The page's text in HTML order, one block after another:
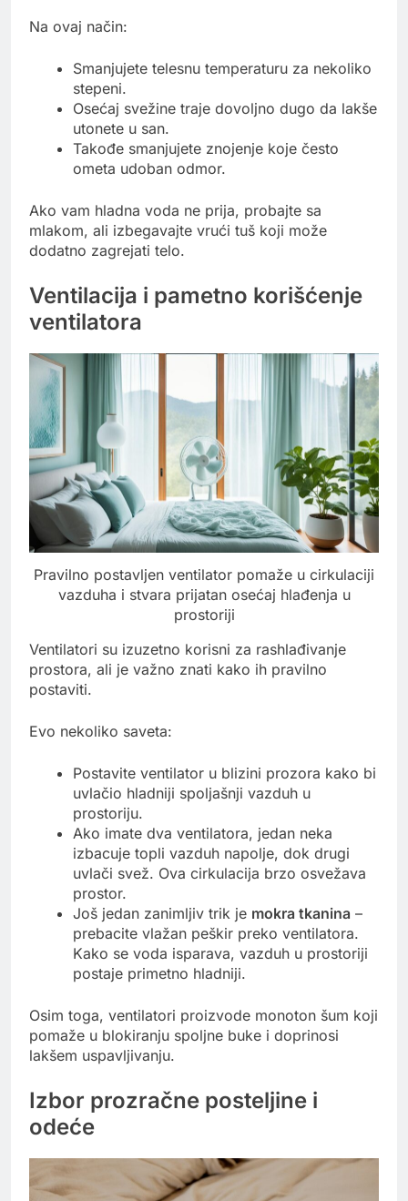
Na ovaj način:
Smanjujete telesnu temperaturu za nekoliko
stepeni.
Osećaj svežine traje dovoljno dugo da lakše
utonete u san.
Takođe smanjujete znojenje koje često
ometa udoban odmor.
Ako vam hladna voda ne prija, probajte sa
mlakom, ali izbegavajte vrući tuš koji može
dodatno zagrejati telo.
Ventilacija i pametno korišćenje
ventilatora
Pravilno postavljen ventilator pomaže u cirkulaciji
vazduha i stvara prijatan osećaj hlađenja u
prostoriji
Ventilatori su izuzetno korisni za rashlađivanje
prostora, ali je važno znati kako ih pravilno
postaviti.
Evo nekoliko saveta:
Postavite ventilator u blizini prozora kako bi
uvlačio hladniji spoljašnji vazduh u
prostoriju.
Ako imate dva ventilatora, jedan neka
izbacuje topli vazduh napolje, dok drugi
uvlači svež. Ova cirkulacija brzo osvežava
prostor.
Još jedan zanimljiv trik je mokra tkanina –
prebacite vlažan peškir preko ventilatora.
Kako se voda isparava, vazduh u prostoriji
postaje primetno hladniji.
Osim toga, ventilatori proizvode monoton šum koji
pomaže u blokiranju spoljne buke i doprinosi
lakšem uspavljivanju.
Izbor prozračne posteljine i
odeće